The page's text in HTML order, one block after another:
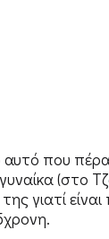
που
(στο
γιατί